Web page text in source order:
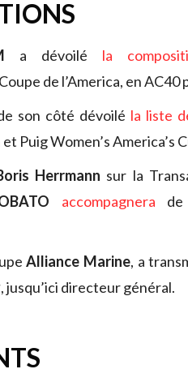
a dévoilé la
de l’America, en AC40
son côté dévoilé la liste
Puig Women’s America’s
Herrmann sur la
accompagnera
Alliance Marine, a
, jusqu’ici directeur général.